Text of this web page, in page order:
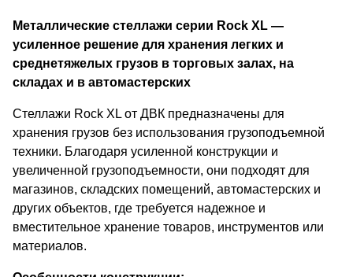
Металлические стеллажи серии Rock XL —
усиленное решение для хранения легких и
среднетяжелых грузов в торговых залах, на
складах и в автомастерских
Стеллажи Rock XL от ДВК предназначены для
хранения грузов без использования грузоподъемной
техники. Благодаря усиленной конструкции и
увеличенной грузоподъемности, они подходят для
магазинов, складских помещений, автомастерских и
других объектов, где требуется надежное и
вместительное хранение товаров, инструментов или
материалов.